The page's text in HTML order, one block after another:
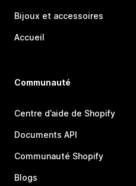
Bijoux et accessoires
Accueil
Communauté
Centre d’aide de Shopify
Documents API
Communauté Shopify
Blogs